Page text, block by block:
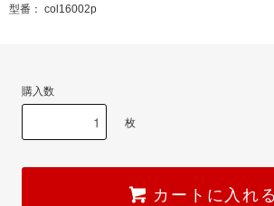
型番： col16002p
購入数
枚
カートに入れる